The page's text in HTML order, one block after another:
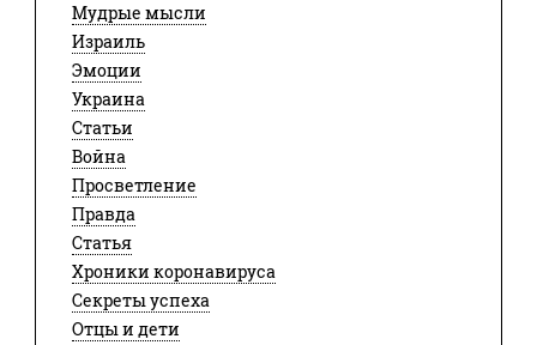
Мудрые мысли
Израиль
Эмоции
Украина
Статьи
Война
Просветление
Правда
Статья
Хроники коронавируса
Секреты успеха
Отцы и дети